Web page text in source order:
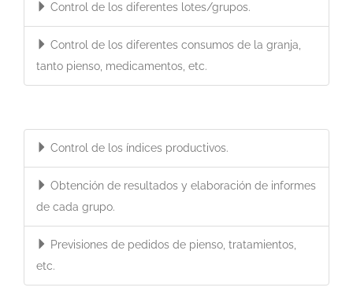
Control de los diferentes lotes/grupos.
Control de los diferentes consumos de la granja,
tanto pienso, medicamentos, etc.
Control de los índices productivos.
Obtención de resultados y elaboración de informes
de cada grupo.
Previsiones de pedidos de pienso, tratamientos,
etc.